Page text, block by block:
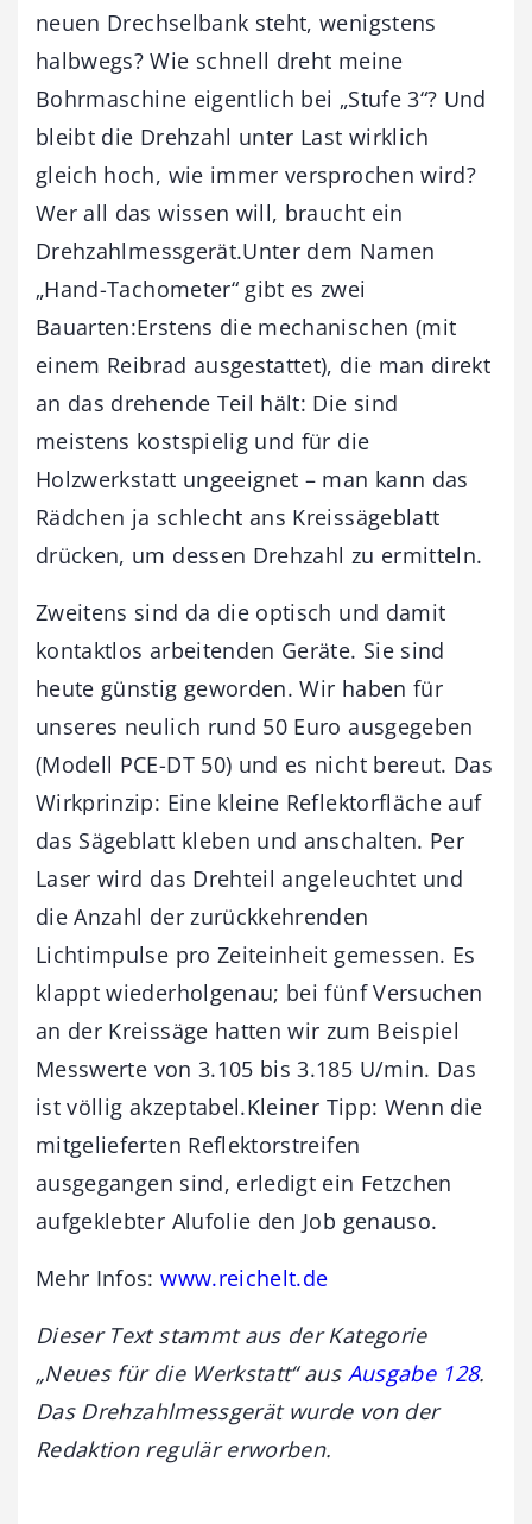
neuen Drechselbank steht, wenigstens
halbwegs? Wie schnell dreht meine
Bohrmaschine eigentlich bei „Stufe 3“? Und
bleibt die Drehzahl unter Last wirklich
gleich hoch, wie immer versprochen wird?
Wer all das wissen will, braucht ein
Drehzahlmessgerät.Unter dem Namen
„Hand-Tachometer“ gibt es zwei
Bauarten:Erstens die mechanischen (mit
einem Reibrad ausgestattet), die man direkt
an das drehende Teil hält: Die sind
meistens kostspielig und für die
Holzwerkstatt ungeeignet – man kann das
Rädchen ja schlecht ans Kreissägeblatt
drücken, um dessen Drehzahl zu ermitteln.
Zweitens sind da die optisch und damit
kontaktlos arbeitenden Geräte. Sie sind
heute günstig geworden. Wir haben für
unseres neulich rund 50 Euro ausgegeben
(Modell PCE-DT 50) und es nicht bereut. Das
Wirkprinzip: Eine kleine Reflektorfläche auf
das Sägeblatt kleben und anschalten. Per
Laser wird das Drehteil angeleuchtet und
die Anzahl der zurückkehrenden
Lichtimpulse pro Zeiteinheit gemessen. Es
klappt wiederholgenau; bei fünf Versuchen
an der Kreissäge hatten wir zum Beispiel
Messwerte von 3.105 bis 3.185 U/min. Das
ist völlig akzeptabel.Kleiner Tipp: Wenn die
mitgelieferten Reflektorstreifen
ausgegangen sind, erledigt ein Fetzchen
aufgeklebter Alufolie den Job genauso.
Mehr Infos:www.reichelt.de
Dieser Text stammt aus der Kategorie
„Neues für die Werkstatt“ aus Ausgabe 128.
Das Drehzahlmessgerät wurde von der
Redaktion regulär erworben.